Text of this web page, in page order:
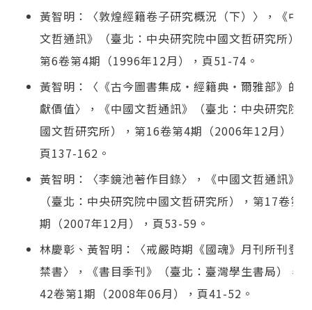
黃智明：〈敦煌經籍卷子研究概況（下）〉，《中國
文哲通訊》（臺北：中央研究院中國文哲研究所），
第6卷第4期（1996年12月），頁51-74。
黃智明：〈《古今圖書集成‧經籍典‧爾雅部》的文
獻價值〉，《中國文哲通訊》（臺北：中央研究院中
國文哲研究所），第16卷第4期（2006年12月），
頁137-162。
黃智明：〈李鏡池著作目錄〉，《中國文哲通訊》
（臺北：中央研究院中國文哲研究所），第17卷第4
期（2007年12月），頁53-59。
林慶彰、黃智明：〈戒嚴時期《國魂》月刊所刊登的
禁書〉，《書目季刊》（臺北：臺灣學生書局），第
42卷第1期（2008年06月），頁41-52。